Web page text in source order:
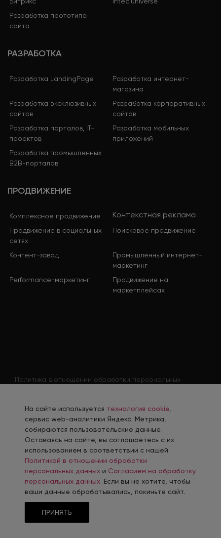
Разработка прототипа
сайта
РАЗРАБОТКА
Разработка LandingPage
Разработка интернет-
магазина
Разработка эксклюзивных
сайтов
Разработка корпоративных
сайтов
Разработка порталов, IT-
проектов
Разработка мобильных
приложений
Разработка промышленных
B2B-порталов
ПРОДВИЖЕНИЕ
Комплексное продвижение Контекстная реклама
Продвижение в социальных
сетях
Поисковое продвижение
Контент-завод
Промышленный интернет-
маркетинг
Performance-маркетинг
Продвижение на
маркетплейсах
Политика в отношении обработки персональных
Согласие на обработку персональных данных
соискателя
Политика использования файлов cookie
Согласие на получение рекламной рассылки
Разработка, сопровождение и продвижение сайтов в г. Красноярск
На сайте используется технология cookie
сервис web-аналитики Яндекс. Метрика,
собираются пользовательские данные.
Оставаясь на сайте, вы соглашаетесь с их
использованием в соответствии с нашей
Политикой в отношении обработки
персональных данных и Согласием на обработку
персональных данных. Если вы не хотите, чтобы
ваши данные обрабатывались, покиньте сайт.
ПРИНЯТЬ